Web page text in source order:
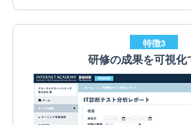
特徴3
研修の成果を可視化